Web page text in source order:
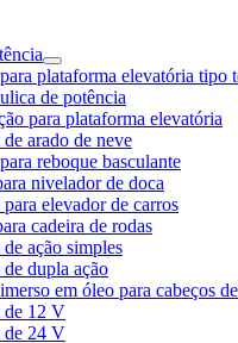
plataforma elevatória tipo
de potência
para plataforma elevatória
arado de neve
reboque basculante
nivelador de doca
elevador de carros
cadeira de rodas
ação simples
dupla ação
em óleo para cabeços
de 12 V
de 24 V